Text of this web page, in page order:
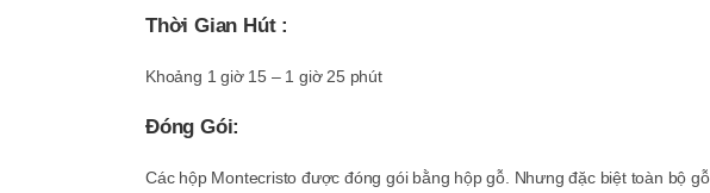
Thời Gian Hút :
Khoảng 1 giờ 15 – 1 giờ 25 phút
Đóng Gói:
Các hộp Montecristo được đóng gói bằng hộp gỗ. Nhưng đặc biệt toàn bộ